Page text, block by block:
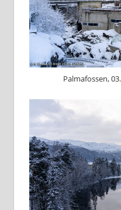
Palmafossen,